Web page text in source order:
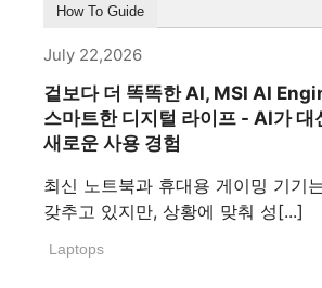
How To Guide
July 22,2026
겉보다 더 똑똑한 AI, MSI AI
스마트한 디지털 라이프 - AI가 대
새로운 사용 경험
최신 노트북과 휴대용 게이밍 기기
갖추고 있지만, 상황에 맞춰 성[...]
Laptops